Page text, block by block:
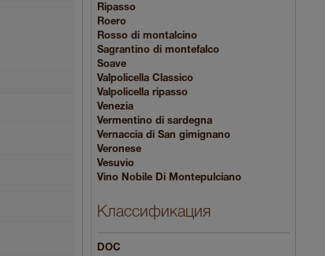
Ripasso
Roero
Rosso di montalcino
Sagrantino di montefalco
Soave
Valpolicella Classico
Valpolicella ripasso
Venezia
Vermentino di sardegna
Vernaccia di San gimignano
Veronese
Vesuvio
Vino Nobile Di Montepulciano
Классификация
DOC